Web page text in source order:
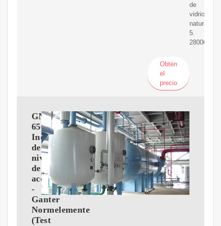
de
vidrio
natural.
5.
28006.
Obtén
el
precio
GN
650.1
Indicadores
de
nivel
de
aceite
-
Ganter
Normelemente
(Test